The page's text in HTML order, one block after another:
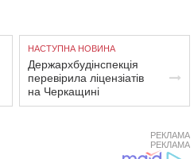
НАСТУПНА НОВИНА
Держархбудінспекція
перевірила ліцензіатів
на Черкащині
РЕКЛАМА
РЕКЛАМА